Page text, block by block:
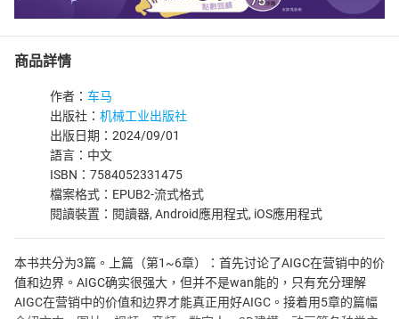
商品詳情
作者： 车马
出版社： 机械工业出版社
出版日期：2024/09/01
語言：中文
ISBN：7584052331475
檔案格式：EPUB2-流式格式
閱讀裝置：閱讀器, Android應用程式, iOS應用程式
本书共分为3篇。上篇（第1~6章）：首先讨论了AIGC在营销中的价
值和边界。AIGC确实很强大，但并不是wan能的，只有充分理解
AIGC在营销中的价值和边界才能真正用好AIGC。接着用5章的篇幅